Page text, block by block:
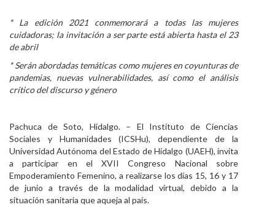
Aspirantes
Personal
Alumni
* La edición 2021 conmemorará a todas las mujeres
cuidadoras; la invitación a ser parte está abierta hasta el 23
de abril
* Serán abordadas temáticas como mujeres en coyunturas de
pandemias, nuevas vulnerabilidades, así como el análisis
crítico del discurso y género
Pachuca de Soto, Hidalgo. – El Instituto de Ciencias
Sociales y Humanidades (ICSHu), dependiente de la
Universidad Autónoma del Estado de Hidalgo (UAEH), invita
a participar en el XVII Congreso Nacional sobre
Empoderamiento Femenino, a realizarse los días 15, 16 y 17
de junio a través de la modalidad virtual, debido a la
situación sanitaria que aqueja al país.